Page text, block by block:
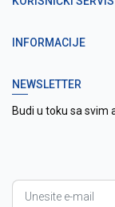
INFORMACIJE
NEWSLETTER
Budi u toku sa svim